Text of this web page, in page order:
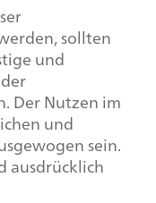
sollten
und
Der Nutzen im
und
sein.
ausdrücklich